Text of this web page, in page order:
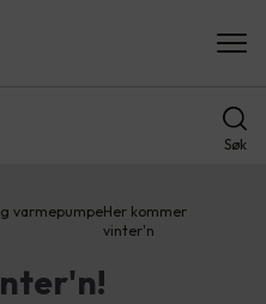
Søk
varmepumpeHer kommer
vinter'n